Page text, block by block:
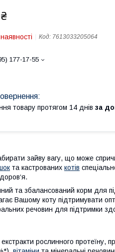
Код: 7613033205064
177-17-55
товару протягом 14 днів за
зайву вагу, що може
та кастрованих котів
та збалансований корм для
Вашому коту підтримувати
речовин для підтримки
рослинного протеїну,